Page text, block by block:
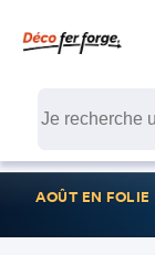
AOÛT EN FOLIE